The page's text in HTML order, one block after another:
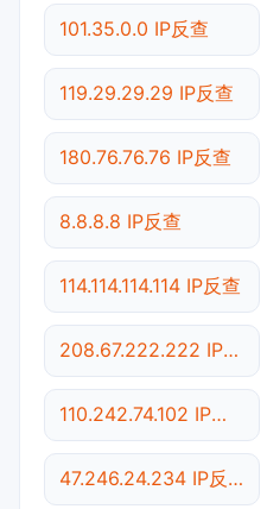
101.35.0.0 IP反查
119.29.29.29 IP反查
180.76.76.76 IP反查
8.8.8.8 IP反查
114.114.114.114 IP反查
208.67.222.222 IP反查
110.242.74.102 IP反查
47.246.24.234 IP反查